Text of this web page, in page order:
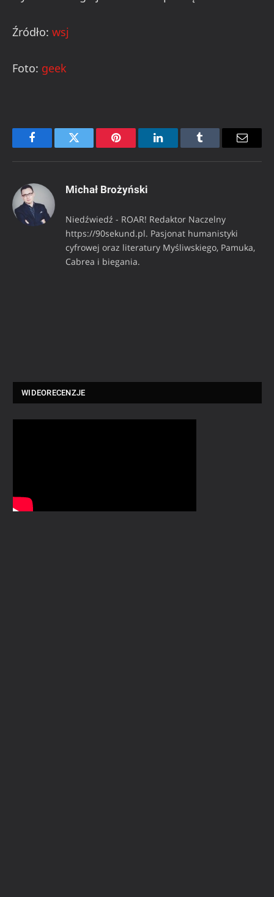
Źródło: wsj
Foto: geek
FacebookTwitter Pinterest LinkedInTumblr Email
Michał Brożyński
Niedźwiedź - ROAR! Redaktor Naczelny
https://90sekund.pl. Pasjonat humanistyki
cyfrowej oraz literatury Myśliwskiego, Pamuka,
Cabrea i biegania.
WIDEORECENZJE